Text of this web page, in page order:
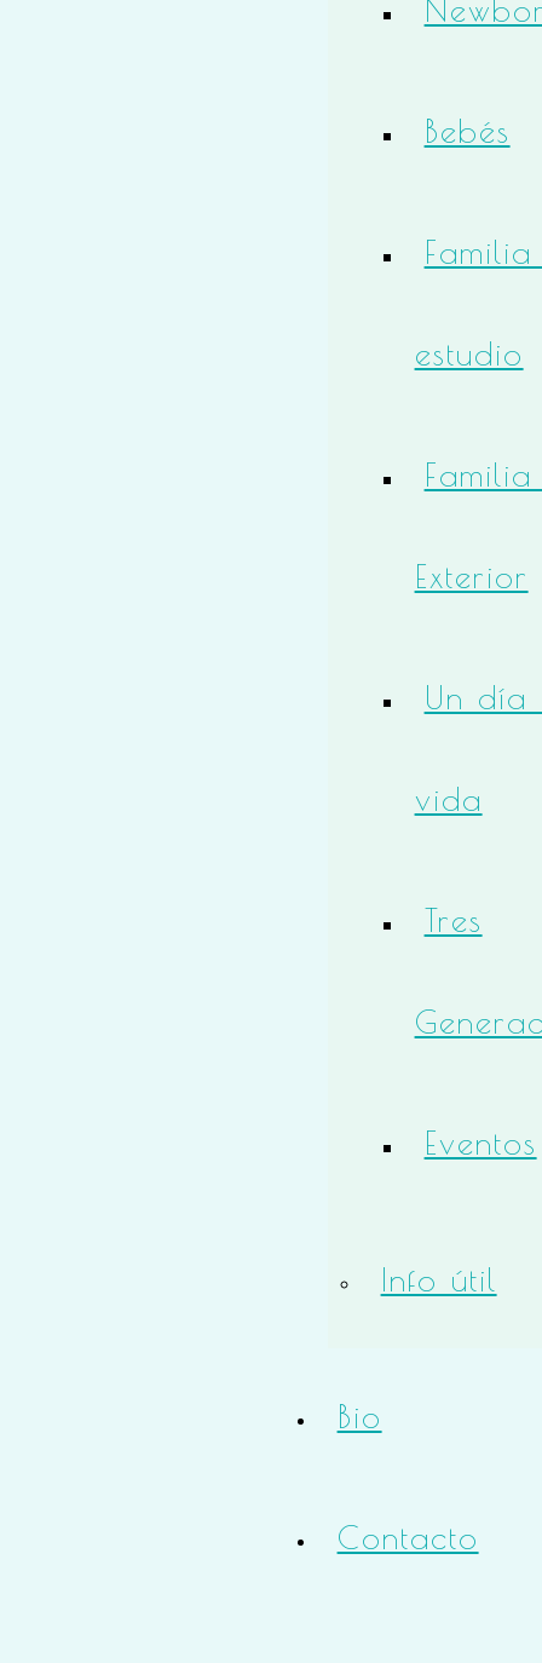
Bebés
estudio
Exterior
Un día
vida
Tres
Eventos
Info útil
Bio
Contacto